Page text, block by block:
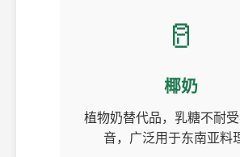
🥛
椰奶
植物奶替代品，乳糖不耐
音，广泛用于东南亚料